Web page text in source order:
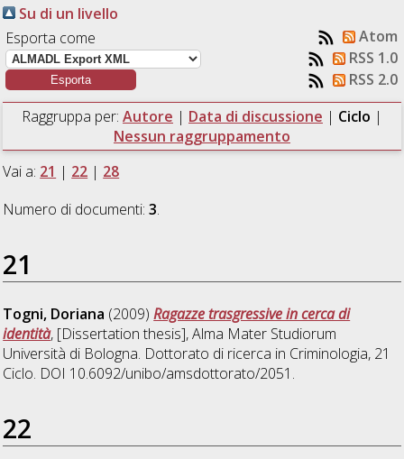
Su di un livello
Esporta come
Atom
RSS 1.0
RSS 2.0
Raggruppa per: Autore | Data di discussione | Ciclo |
Nessun raggruppamento
Vai a: 21 | 22 | 28
Numero di documenti:3.
21
Togni, Doriana (2009)Ragazze trasgressive in cerca di
identità, [Dissertation thesis], Alma Mater Studiorum
Università di Bologna. Dottorato di ricerca in Criminologia, 21
Ciclo. DOI 10.6092/unibo/amsdottorato/2051.
22